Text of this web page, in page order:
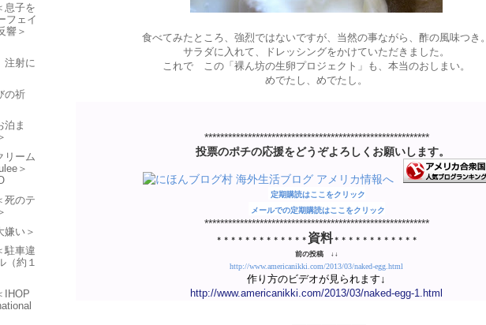
食べてみたところ、強烈ではないですが、当然の事ながら、酢の風味つき。
サラダに入れて、ドレッシングをかけていただきました。
これで この「裸ん坊の生卵プロジェクト」も、本当のおしまい。
めでたし、めでたし。
*********************************************************
投票のポチの応援をどうぞよろしくお願いします。
定期購読はここをクリック
メールでの定期購読はここをクリック
*********************************************************
＊＊＊＊＊＊＊＊＊＊＊＊＊ 資料＊＊＊＊＊＊＊＊＊＊＊＊
前の投稿 ↓↓
http://www.americanikki.com/2013/03/naked-egg.html
作り方のビデオが見られます↓
http://www.americanikki.com/2013/03/naked-egg-1.html
息子を
フェイ
響＞
射に
の祈
ま
リーム
＞
死のテ
い＞
駐車違
（約１
IHOP